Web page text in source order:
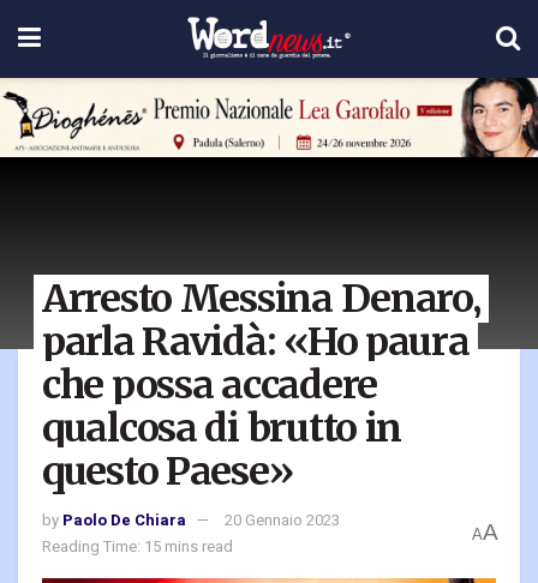
Arresto Messina Denaro,
parla Ravidà: «Ho paura
che possa accadere
qualcosa di brutto in
questo Paese»
by Paolo De Chiara
20 Gennaio 2023
Reading Time: 15 mins read
AA